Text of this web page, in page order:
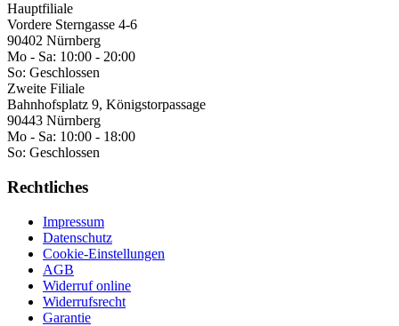
Hauptfiliale
Vordere Sterngasse 4-6
90402 Nürnberg
Mo - Sa: 10:00 - 20:00
So: Geschlossen
Zweite Filiale
Bahnhofsplatz 9, Königstorpassage
90443 Nürnberg
Mo - Sa: 10:00 - 18:00
So: Geschlossen
Rechtliches
Impressum
Datenschutz
Cookie-Einstellungen
AGB
Widerruf online
Widerrufsrecht
Garantie